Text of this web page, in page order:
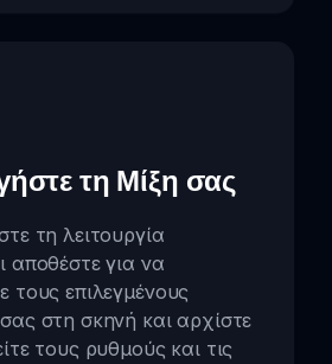
τη Μίξη σας
τη λειτουργία
αποθέστε για να
τους επιλεγμένους
στη σκηνή και αρχίστε
τους ρυθμούς και τις